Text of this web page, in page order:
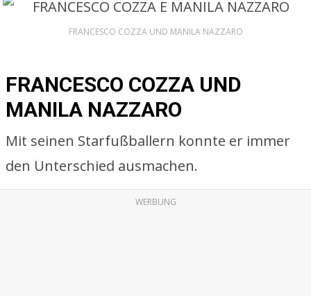
FRANCESCO COZZA UND MANILA NAZZARO
FRANCESCO COZZA UND
MANILA NAZZARO
Mit seinen Starfußballern konnte er immer
den Unterschied ausmachen.
WERBUNG